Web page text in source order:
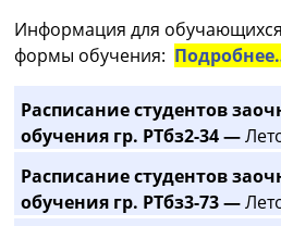
Информация для
формы обучения:
Расписание студентов
обучения гр. РТбз2-34 —
Расписание студентов
обучения гр. РТбз3-73 —